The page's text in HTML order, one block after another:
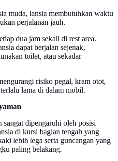
muda, lansia membutuhkan waktu
perjalanan jauh.
dua jam sekali di rest area.
dapat berjalan sejenak,
toilet, atau sekadar
risiko pegal, kram otot,
lama di dalam mobil.
sangat dipengaruhi oleh posisi
di kursi bagian tengah yang
lebih lega serta guncangan yang
paling belakang.